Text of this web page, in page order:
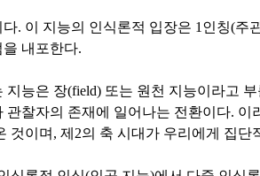
. 이 지능의 인식론적 입장은 1인칭(
내포한다.
지능은 장(field) 또는 원천 지능이라고
관찰자의 존재에 일어나는 전환이다.
것이며, 제2의 축 시대가 우리에게 집